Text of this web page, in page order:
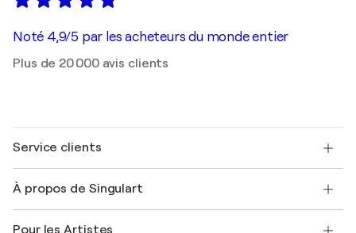
Noté 4,9/5 par les acheteurs du monde entier
Plus de 20 000 avis clients
Service clients
Expédition
À propos de Singulart
Pour les Artistes